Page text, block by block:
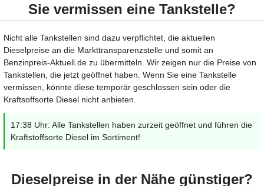
Sie vermissen eine Tankstelle?
Nicht alle Tankstellen sind dazu verpflichtet, die aktuellen
Dieselpreise an die Markttransparenzstelle und somit an
Benzinpreis-Aktuell.de zu übermitteln. Wir zeigen nur die Preise von
Tankstellen, die jetzt geöffnet haben. Wenn Sie eine Tankstelle
vermissen, könnte diese temporär geschlossen sein oder die
Kraftsoffsorte Diesel nicht anbieten.
17:38 Uhr: Alle Tankstellen haben zurzeit geöffnet und führen die
Kraftstoffsorte Diesel im Sortiment!
Dieselpreise in der Nähe günstiger?